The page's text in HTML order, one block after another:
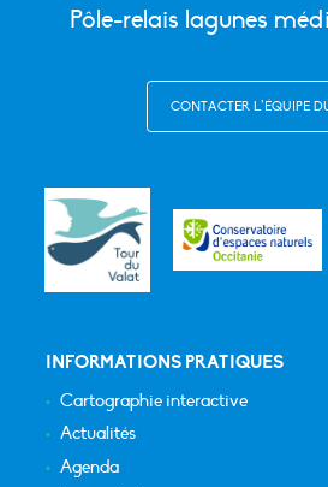
Pôle-relais lagunes
CONTACTER L’ÉQUIPE
INFORMATIONS PRATIQUES
Cartographie interactive
Actualités
Agenda